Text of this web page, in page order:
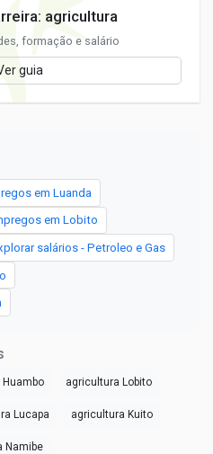
agricultura
formação e salário
guia
em Luanda
em Lobito
salários - Petroleo e Gas
agricultura Lobito
Lucapa agricultura Kuito
Namibe